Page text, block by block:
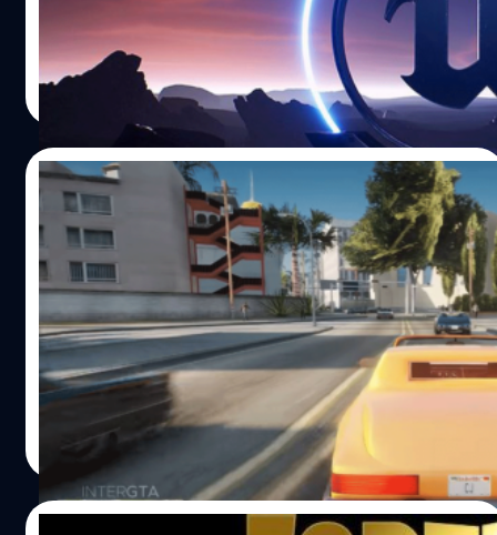
Twitter โดยรายละเอียดในโพสต์ประกาศได้เขียนไว้ว่า
"ต้องการโปรแกรมเมอร์ที่มีประสบการณ์ในการใช้ Unreal
Engine 4 หรือ 5" ซึ่งก็เป็นการยืนยันจากโฮมส์แบบทางอ้อมว่า
Mass Effect ภาคต่อไปนั้นจะทำงานด้วย Unreal Engine 5
กรณ์รัฐภาส ธนวัตไชยศรี| 1695 days ago
24/08/2021
เผยวิดีโอ GTA Vice City และ San Andreas
บน Engine ของ GTA V ด้วย Mod ที่ถูกสั่งแบน
โดย Take-Two
หลังจากมีรายงานออกมาว่าทาง Rockstar กำลังมีแผนจะทำ
ภาค Remaster ให้กับ GTA 3, GTA Vice City และภาคใน
ตำนานอย่าง San Andreas ด้วย Unreal Engine 4 โดยสื่อ
Kotaku ในขณะเดียวกันทาง Take-Two บริษัทแม่ของ
Rockstar ก็ได้ทำการแบน Mod ต่าง ๆ ที่เกี่ยวข้องกับเกมเหล่า
นี้ในช่วงที่ผ่านมาด้วยเช่นกัน ซึ่งก็รวมไปถึง Mod จาก
MrVicho13 ที่ได้สร้าง GTA San Andreas ขึ้นมาใหม่ด้วย
RAGE Engine และแน่นอนอีกหนึ่ง Mod จาก lunchxbles ที่ได้
นำ GTA Vice City ทั้งเกมมาอยู่ใน GTA V พร้อมกับฉากและ
กรณ์รัฐภาส ธนวัตไชยศรี| 1812 days ago
Read More